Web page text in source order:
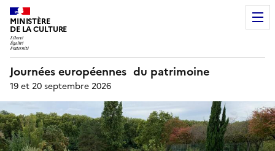
MINISTÈRE
DE LA CULTURE
Journées européennes du patrimoine
19 et 20 septembre 2026